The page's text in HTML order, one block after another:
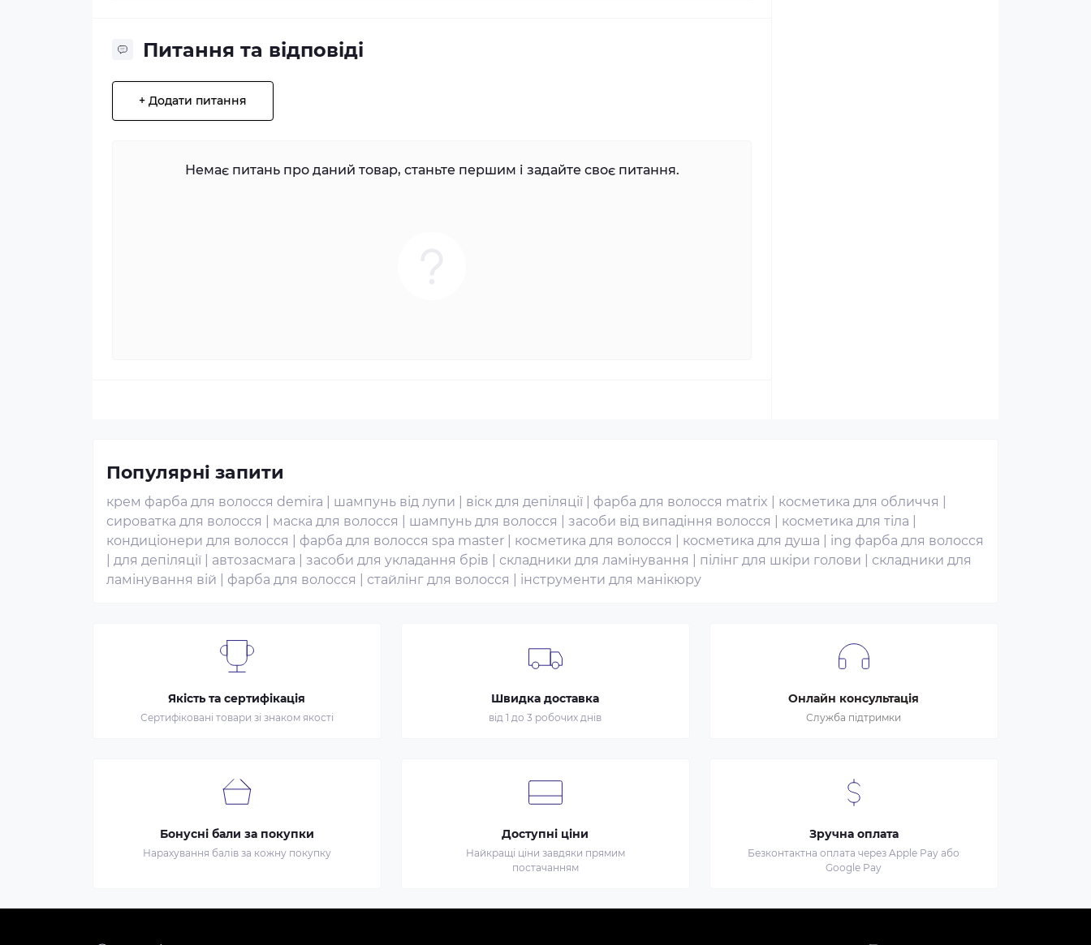
Питання та відповіді
+ Додати питання
Немає питань про даний товар, станьте першим і задайте своє питання.
Популярні запити
крем фарба для волосся demira шампунь від лупи віск для депіляції фарба для волосся matrix косметика для обличчя
сироватка для волосся
маска для волосся шампунь для волосся засоби від випадіння волосся косметика для тіла
кондиціонери для волосся
фарба для волосся spa master косметика для волосся косметика для душа
ing фарба для волосся
для депіляції автозасмага засоби для укладання брів складники для ламінування пілінг для шкіри голови
складники для
ламінування вій
фарба для волосся стайлінг для волосся інструменти для манікюру
Якість та сертифікація
Сертифіковані товари зі знаком якості
Швидка доставка
від 1 до 3 робочих днів
Онлайн консультація
Служба підтримки
Бонусні бали за покупки
Нарахування балів за кожну покупку
Доступні ціни
Найкращі ціни завдяки прямим
постачанням
Зручна оплата
Безконтактна оплата через Apple Pay або
Google Pay